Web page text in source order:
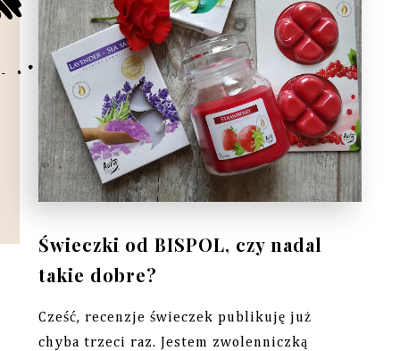
Świeczki od BISPOL, czy nadal
takie dobre?
Cześć, recenzje świeczek publikuję już
chyba trzeci raz. Jestem zwolenniczką